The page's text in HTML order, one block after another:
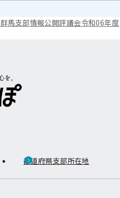
群馬支部情報公開評議会令和06年度
都道府県支部所在地